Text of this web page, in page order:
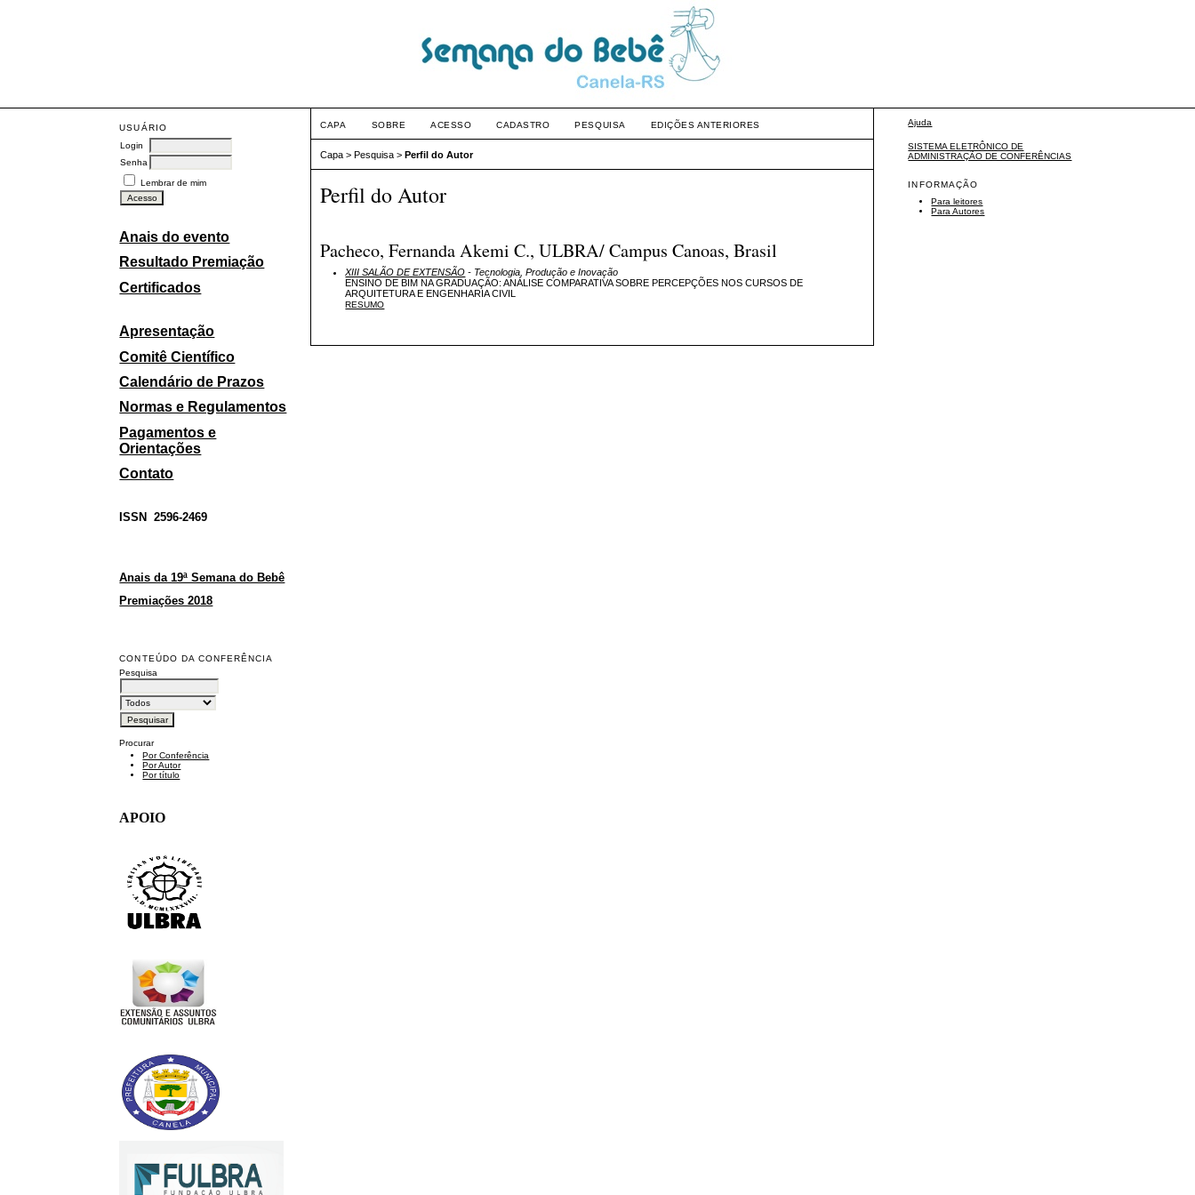
USUÁRIO
Login
Senha
Lembrar de mim
Anais do evento
Resultado Premiação
Certificados
Apresentação
Comitê Científico
Calendário de Prazos
Normas e Regulamentos
Pagamentos e
Orientações
Contato
ISSN2596-2469
Anais da 19ª Semana do Bebê
Premiações 2018
CONTEÚDO DA CONFERÊNCIA
Pesquisa
Procurar
Por Conferência
Por Autor
Por título
APOIO
Ajuda
SISTEMA ELETRÔNICO DE
ADMINISTRAÇÃO DE CONFERÊNCIAS
INFORMAÇÃO
Para leitores
Para Autores
CAPA SOBRE ACESSO CADASTRO PESQUISA EDIÇÕES ANTERIORES
Capa >Pesquisa >Perfil do Autor
Perfil do Autor
Pacheco, Fernanda Akemi C., ULBRA/ Campus Canoas, Brasil
XIII SALÃO DE EXTENSÃO - Tecnologia, Produção e Inovação
ENSINO DE BIM NA GRADUAÇÃO: ANÁLISE COMPARATIVA SOBRE PERCEPÇÕES NOS CURSOS DE
ARQUITETURA E ENGENHARIA CIVIL
RESUMO